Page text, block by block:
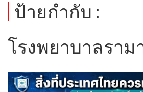
ป้ายกำกับ :
โรงพยาบาลราม